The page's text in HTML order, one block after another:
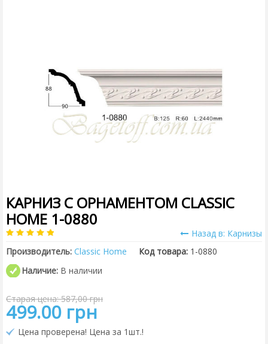
КАРНИЗ С ОРНАМЕНТОМ CLASSIC
HOME 1-0880
Назад в: Карнизы
Производитель: Classic Home Код товара: 1-0880
Наличие: В наличии
Старая цена: 587,00 грн
499.00 грн
Цена проверена! Цена за 1шт.!